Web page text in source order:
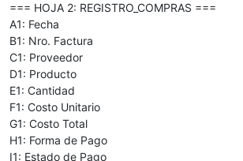
=== HOJA 2: REGISTRO_COMPRAS ===
A1: Fecha
B1: Nro. Factura
C1: Proveedor
D1: Producto
E1: Cantidad
F1: Costo Unitario
G1: Costo Total
H1: Forma de Pago
I1: Estado de Pago